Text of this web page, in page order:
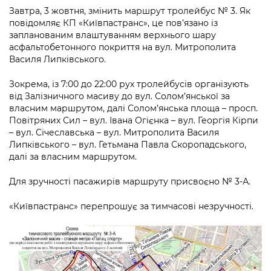
Рішення та розпорядження
Проєкти розпоряджень, що
перебувають на погодженні КМВА
Контактна інформація
Графік роботи та прийому громадян
Вакансії
Регуляторна діяльність
Промисловість і наука Києва
Освіта та навчальні заклади
Дороги, транспорт та парковки
Навколишнє середовище міста
Містобудування та земельні ділянки
Культура, спорт, дозвілля
Бізнес та ліцензування
Фінанси та бюджет
Безпека та правопорядок
Ритуальні послуги
Іноземцям / For foreigners
Пам'ятки культурної спадщини
Громадська експертиза
Громадський бюджет
Консультації з громадськістю
Громадська рада
Петиції
Відкритий бюджет
Контактний центр
Допомога учасникам АТО
Рада з питань внутрішньо переміщених
осіб при Київській міській військовій
адміністрації
«Ініціатива «Партнерство «Відкритий
Інформація з обмеженим доступом
Подати запит онлайн
Проекти нормативно-правових та
інших актів
Нормативна база
Питання і відповіді про публічну
інформацію
Порядок оскарження рішень, дій чи
публічну інформацію
Інформація для споживачів
Медіагалерея
Підписатися на новини та анонси від
КМДА / Subscribe to announcements
Порядок акредитації медіа /
Accreditation process
Подати журналістський запит /
Submitting a media request
стану / Rules for media coverage of
media
Портал Послуг
Завтра, 3 жовтня, змінить маршрут тролейбус № 3. Як
повідомляє КП «Київпастранс», це пов’язано із
запланованим влаштуванням верхнього шару
асфальтобетонного покриття на вул. Митрополита
Василя Липківського.
Зокрема, із 7:00 до 22:00 рух тролейбусів організують
від Залізничного масиву до вул. Солом’янської за
власним маршрутом, далі Солом’янська площа – просп.
Повітряних Сил – вул. Івана Огієнка – вул. Георгія Кірпи
– вул. Січеславська – вул. Митрополита Василя
Липківського – вул. Гетьмана Павла Скоропадського,
далі за власним маршрутом.
Для зручності пасажирів маршруту присвоєно № 3-А.
«Київпастранс» перепрошує за тимчасові незручності.